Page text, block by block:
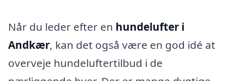
Når du leder efter en hundelufter i
Andkær, kan det også være en god idé at
overveje hundeluftertilbud i de